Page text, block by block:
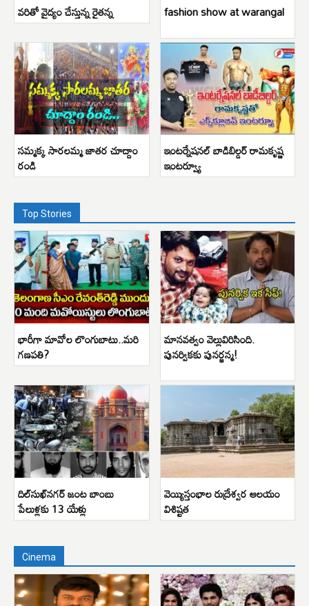
వరితో వైద్యం చేస్తున్న రైతన్న fashion show at warangal
సమ్మక్క సారలమ్మ జాతర చూద్దాం
రండి
ఇంటర్నేషనల్ బాడిబిల్డర్ రామకృష్ణ
ఇంటర్వ్యూ
Top Stories
భారీగా మావోల లొంగుబాటు..మరి
గణపతి?
మానవత్వం వెల్లువిరిసింది.
పునర్వికకు పునర్జన్మ!
దిల్‌సుఖ్‌నగర్ జంట బాంబు
పేలుళ్లకు 13 యేళ్లు
వెయ్యిస్తంభాల రుద్రేశ్వర ఆలయం
విశిష్టత
Cinema